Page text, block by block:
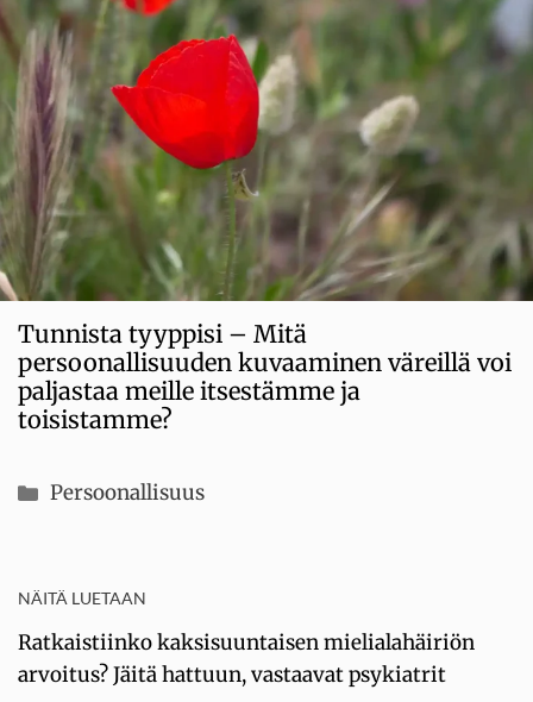
Tunnista tyyppisi – Mitä
persoonallisuuden kuvaaminen väreillä voi
paljastaa meille itsestämme ja
toisistamme?
Kategoriat
Persoonallisuus
NÄITÄ LUETAAN
Ratkaistiinko kaksisuuntaisen mielialahäiriön
arvoitus? Jäitä hattuun, vastaavat psykiatrit